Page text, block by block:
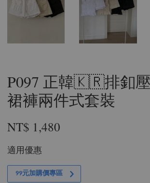
P097 正韓🇰🇷排釦
裙褲兩件式套裝
NT$ 1,480
適用優惠
99元加購價專區